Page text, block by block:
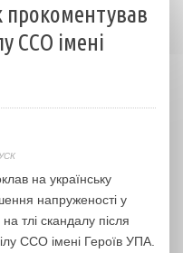
прокоментував
ССО імені
на українську
напруженості у
тлі скандалу після
ССО імені Героїв УПА.